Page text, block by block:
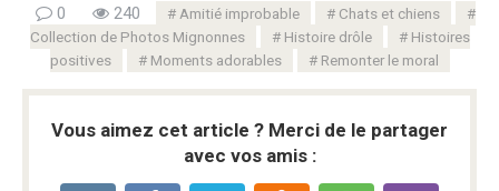
0 240 Amitié improbable
Chats et chiens
Collection de Photos Mignonnes
Histoire drôle
Histoires
positives
Moments adorables Remonter le moral
Vous aimez cet article ? Merci de le partager
avec vos amis :